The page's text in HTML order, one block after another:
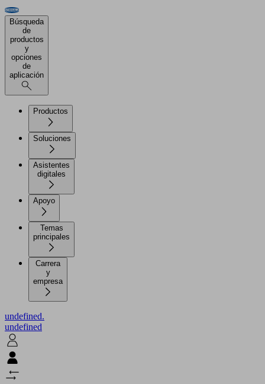
Búsqueda
de
productos
y
opciones
de
aplicación
Productos
Soluciones
Asistentes
Apoyo
Temas
principales
Carrera
y
empresa
undefined.
undefined